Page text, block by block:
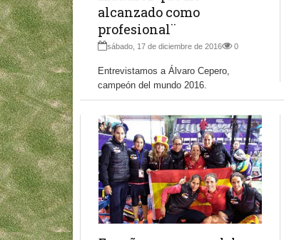
alcanzado como
profesional¨
sábado, 17 de diciembre de 2016 0
Entrevistamos a Álvaro Cepero,
campeón del mundo 2016.